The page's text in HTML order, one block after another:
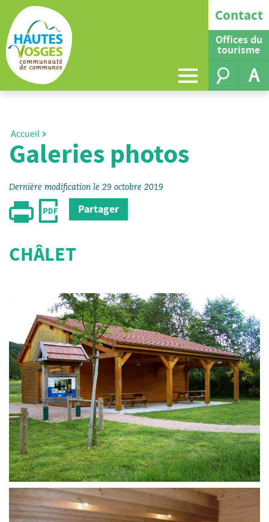
Contact
Offices du
tourisme
A
Accueil
Galeries photos
Dernière modification le 29 octobre 2019
Partager
CHÂLET